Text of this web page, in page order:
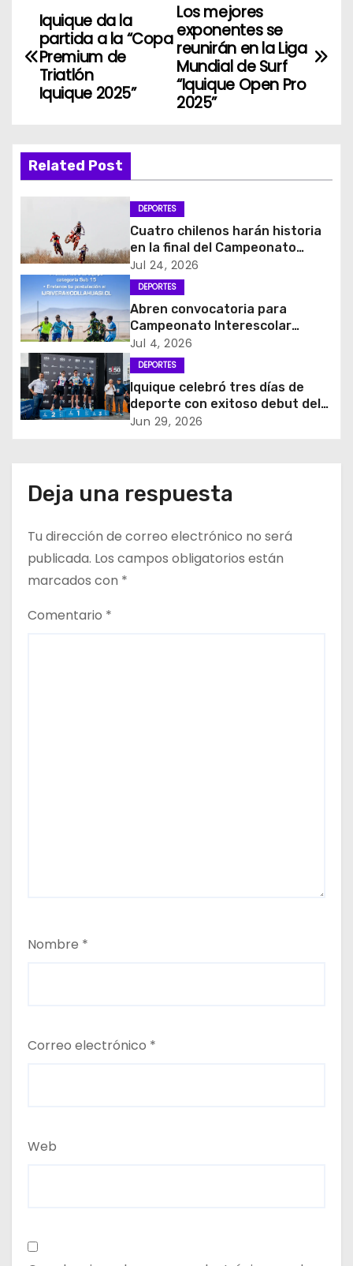
N
a
g
a
i
ó
n
d
e
e
t
a
d
a
Los mejores
exponentes se
reunirán en la Liga
Mundial de Surf
“Iquique Open Pro
2025”
Iquique da la
partida a la “Copa
Premium de
Triatlón
Iquique 2025”
Related Post
DEPORTES
Cuatro chilenos harán historia
en la final del Campeonato
Amateur de Motocross más
importante del mundo
Jul 24, 2026
DEPORTES
Abren convocatoria para
Campeonato Interescolar
Fútbol 11 “Copa Collahuasi
2026”
Jul 4, 2026
DEPORTES
Iquique celebró tres días de
deporte con exitoso debut del
5150 Iquique Triathlon
Jun 29, 2026
Deja una respuesta
Tu dirección de correo electrónico no será
publicada. Los campos obligatorios están
marcados con *
Comentario *
Nombre *
Correo electrónico *
Web